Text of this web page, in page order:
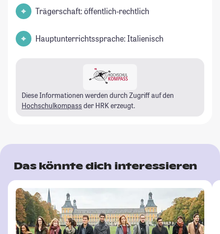
Trägerschaft: öffentlich-rechtlich
Hauptunterrichtssprache: Italienisch
Diese Informationen werden durch Zugriff auf den
Hochschulkompass der HRK erzeugt.
Das könnte dich interessieren